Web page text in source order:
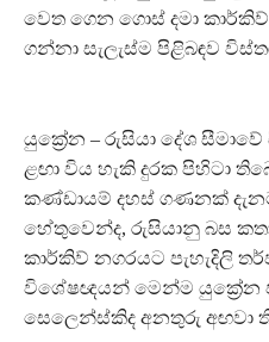
වෙත ගෙන ගොස් දමා
ගන්නා සැලැස්ම පිළිබඳව
යුක්‍රේන – රුසියා දේශ
ළඟා විය හැකි දුරක පිහිටා
කණ්ඩායම් දහස් ගණනක්
හේතුවෙන්ද, රුසියානු බස
කාර්කිව් නගරයට පැහැදිලි
විශේෂඥයන් මෙන්ම යුක්‍රේන
සෙලෙන්ස්කිද අනතුරු අඟවා